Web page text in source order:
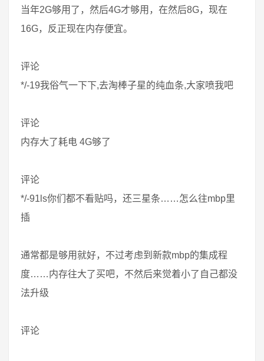
当年2G够用了，然后4G才够用，在然后8G，现在
16G，反正现在内存便宜。
评论
*/-19我俗气一下下,去淘棒子星的纯血条,大家喷我吧
评论
内存大了耗电 4G够了
评论
*/-91ls你们都不看贴吗，还三星条……怎么往mbp里
插
通常都是够用就好，不过考虑到新款mbp的集成程
度……内存往大了买吧，不然后来觉着小了自己都没
法升级
评论